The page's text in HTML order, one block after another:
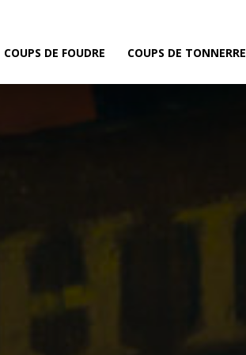
COUPS DE FOUDRE COUPS DE TONNERRE